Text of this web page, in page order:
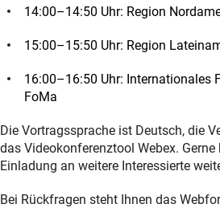
14:00–14:50 Uhr: Region
15:00–15:50 Uhr: Region
16:00–16:50 Uhr: Internationales
FoMa
Die Vortragssprache ist Deutsch, die
das Videokonferenztool Webex. Gerne
Einladung an weitere Interessierte
Bei Rückfragen steht Ihnen das